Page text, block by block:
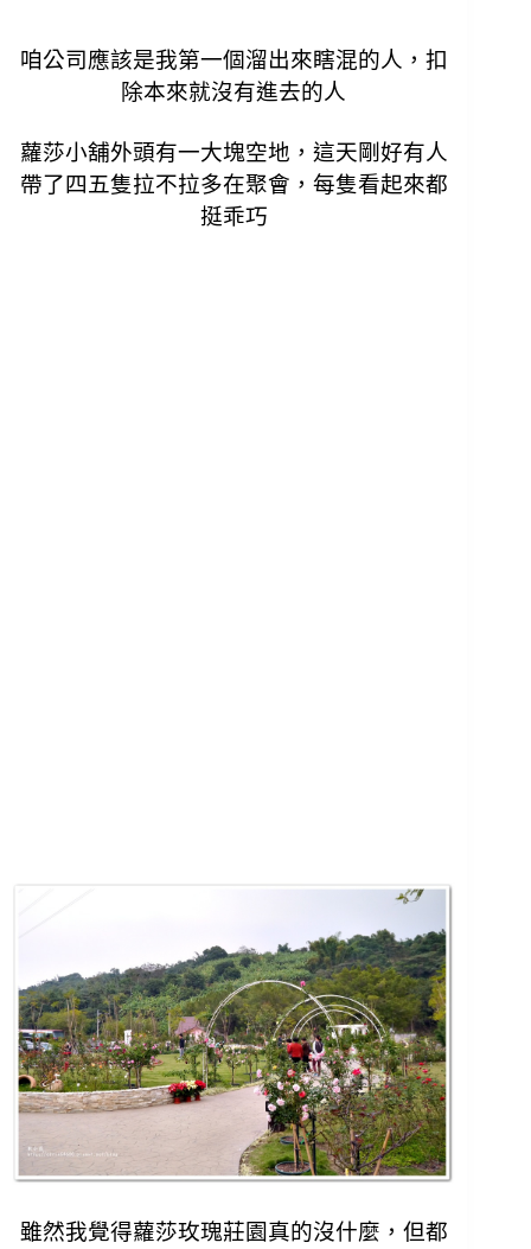
咱公司應該是我第一個溜出來瞎混的人， 扣
除本來就沒有進去的人
蘿莎小舖外頭有一大塊空地， 這天剛好有人
帶了四五隻拉不拉多在聚會， 每隻看起來都
挺乖巧
雖然我覺得蘿莎玫瑰莊園真的沒什麼， 但都